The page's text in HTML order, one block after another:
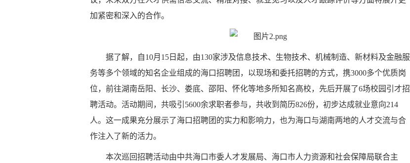
加紧密和深入的合作。
据了解，自10月15日起，由130家涉及信息技术、生物技术、机械制造、新材料及金融服
务等多个领域的知名企业组成的海口招聘团，以现场和委托招聘的方式，携3000多个优质岗
位，前往湖南岳阳、长沙、娄底、邵阳、怀化等地多所知名高校，先后开展了6场校园引才招
聘活动。活动期间，共吸引 5600余求职者参与，共收到简历826份，初步达成就业意向214
人。这一成果充分展示了海口招聘团的实力和影响力，也为海口与湖南两地的人才交流与合
作注入了新的活力。
本次巡回招聘活动由中共海口市委人才发展局、海口市人力资源和社会保障局联合主